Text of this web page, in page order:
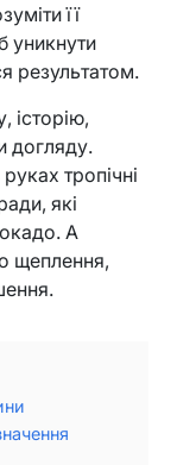
її
уникнути
результатом.
історію,
догляду.
тропічні
які
А
щеплення,